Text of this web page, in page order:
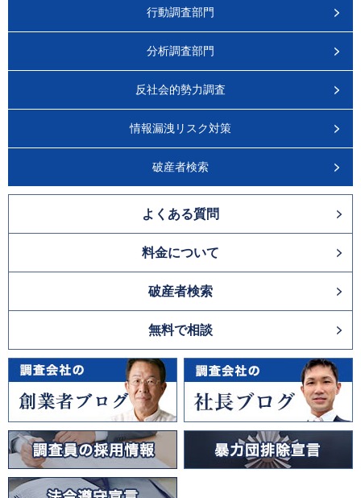
行動調査部門
分析調査部門
反社会的勢力調査
情報漏洩リスク対策
破産者検索
よくある質問
料金について
破産者検索
無料で相談